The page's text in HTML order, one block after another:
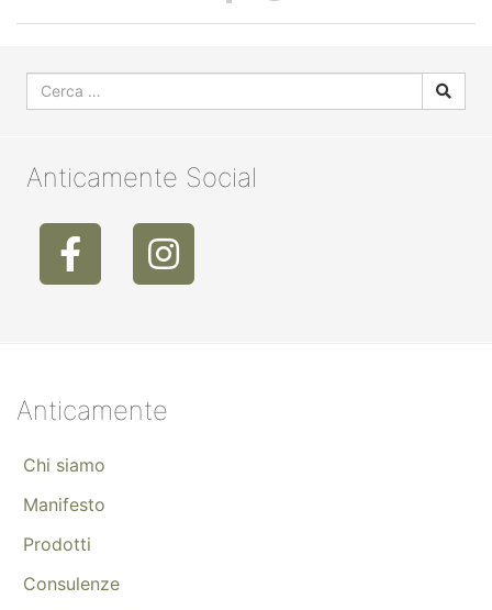
Anticamente Social
Anticamente
Chi siamo
Manifesto
Prodotti
Consulenze